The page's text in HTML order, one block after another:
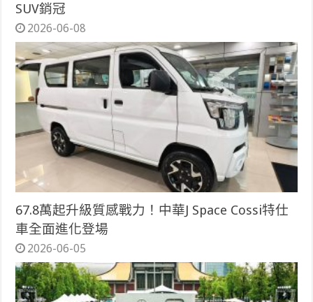
SUV銷冠
2026-06-08
67.8萬起升級質感戰力！中華J Space Cossi特仕
車全面進化登場
2026-06-05